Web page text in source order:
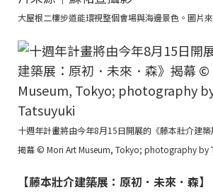
大屋根二樓步道能環視整個會場與海邊景色。圖片
十週年計畫將由今年8月15日開展的《藤本壯介建築
揭幕 © Mori Art Museum, Tokyo; photography by
【藤本壯介建築展：原初．未來．森】